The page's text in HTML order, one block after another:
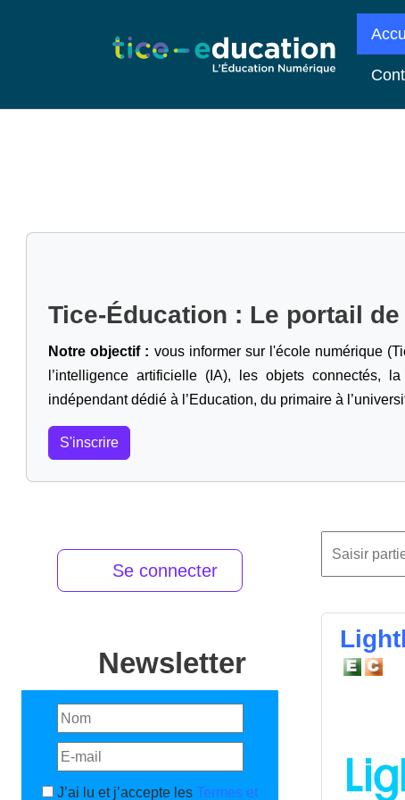
Tice-Éducation : Le portail
Notre objectif : vous informer sur l'école numérique
l’intelligence artificielle (IA), les objets connectés,
indépendant dédié à l’Education, du primaire à
S'inscrire
Se connecter
Newsletter
J’ai lu et j’accepte les Termes et